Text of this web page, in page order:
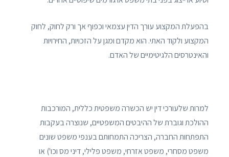
בהפעלת המקצוע עורך הדין עצמאי וכפוף אך ורק לחוק, לחוק
המקצוע ולקוד האתי. הוא מקדם ומגן על הזכויות, החירויות
והאינטרסים הלגיטימיים של האדם.
למרות שלעורכי דין יש הכשרה משפטית כללית, המורכבות
ההולכת וגוברת של ההיבטים המשפטיים, שנוצרה בעקבות
התפתחות החברה, הצריכה התמחותם בענפי משפט שונים
משפט מסחרי, משפט אזרחי, משפט פלילי, דיני מס וכו') או